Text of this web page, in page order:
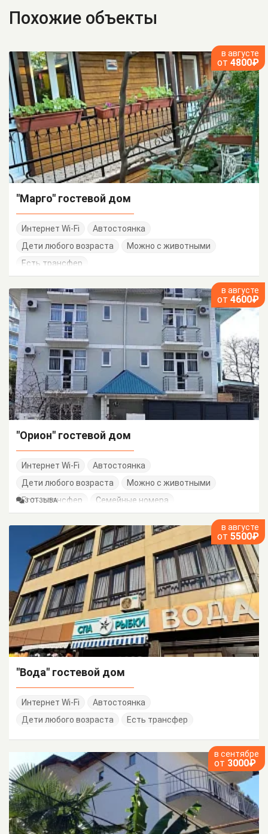
Похожие объекты
в августе
от 4800₽
"Марго" гостевой дом
Интернет Wi-Fi
Автостоянка
Дети любого возраста
Можно с животными
Есть трансфер
в августе
от 4600₽
"Орион" гостевой дом
Интернет Wi-Fi
Автостоянка
Дети любого возраста
Можно с животными
Есть трансфер
Семейные номера
3 ОТЗЫВА
в августе
от 5500₽
"Вода" гостевой дом
Интернет Wi-Fi
Автостоянка
Дети любого возраста
Есть трансфер
в сентябре
от 3000₽